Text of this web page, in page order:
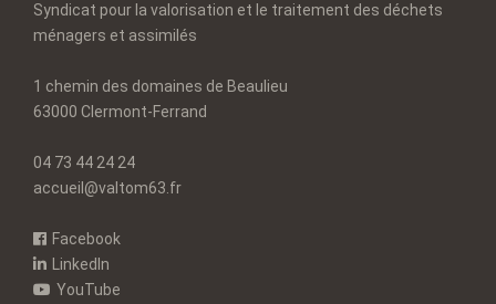
Syndicat pour la valorisation et le traitement des déchets
ménagers et assimilés
1 chemin des domaines de Beaulieu
63000 Clermont-Ferrand
04 73 44 24 24
accueil@valtom63.fr
Facebook
LinkedIn
YouTube